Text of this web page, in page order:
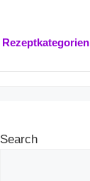
Rezeptkategorien
Search